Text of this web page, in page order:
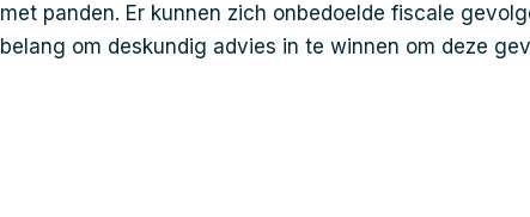
met panden. Er kunnen zich onbedoelde fiscale
belang om deskundig advies in te winnen om deze